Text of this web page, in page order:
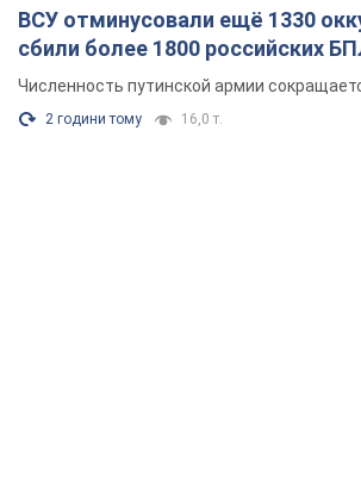
ВСУ отминусовали ещё 1330
сбили более 1800 российских
Численность путинской армии
2 години тому 16,0 т.